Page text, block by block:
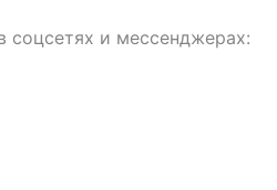
соцсетях и мессенджерах: